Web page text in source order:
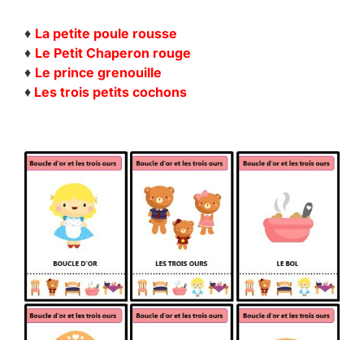
♦ La petite poule rousse
♦ Le Petit Chaperon rouge
♦ Le prince grenouille
♦ Les trois petits cochons